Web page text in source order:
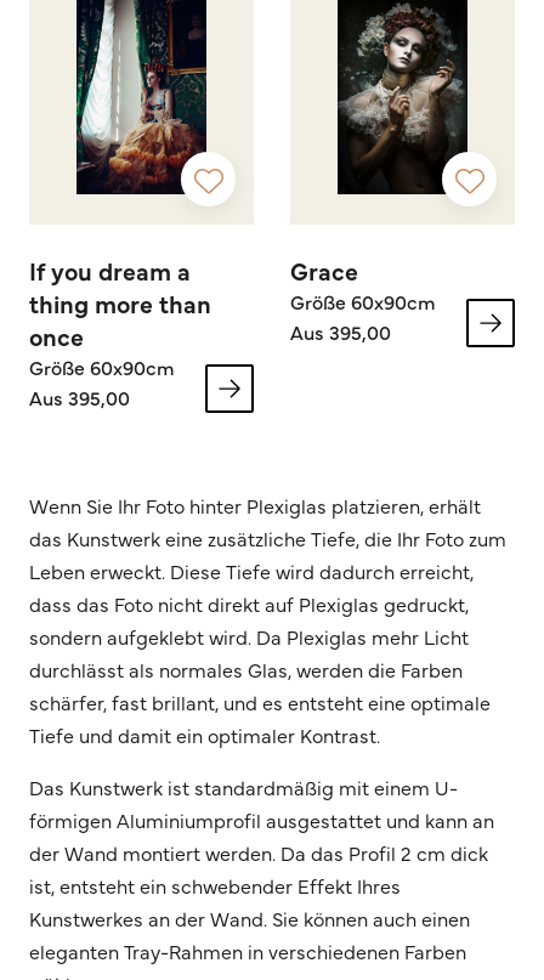
If you dream a
thing more than
once
Größe 60x90cm
Aus 395,00
Grace
Größe 60x90cm
Aus 395,00
Wenn Sie Ihr Foto hinter Plexiglas platzieren, erhält
das Kunstwerk eine zusätzliche Tiefe, die Ihr Foto zum
Leben erweckt. Diese Tiefe wird dadurch erreicht,
dass das Foto nicht direkt auf Plexiglas gedruckt,
sondern aufgeklebt wird. Da Plexiglas mehr Licht
durchlässt als normales Glas, werden die Farben
schärfer, fast brillant, und es entsteht eine optimale
Tiefe und damit ein optimaler Kontrast.
Das Kunstwerk ist standardmäßig mit einem U-
förmigen Aluminiumprofil ausgestattet und kann an
der Wand montiert werden. Da das Profil 2 cm dick
ist, entsteht ein schwebender Effekt Ihres
Kunstwerkes an der Wand. Sie können auch einen
eleganten Tray-Rahmen in verschiedenen Farben